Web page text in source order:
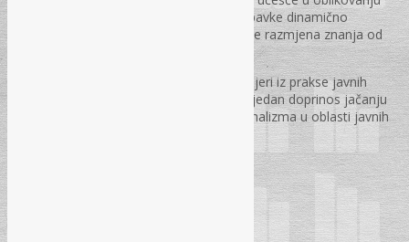
ovog priručnika potvrđuje da su javne nabavke dinamično
područje koje se stalno razvija i u kojem je razmjena znanja od
Nadamo se da će priručnik „Praktični primjeri iz prakse javnih
nabavki u BiH – Pitanja i odgovori!“ biti vrijedan doprinos jačanju
transparentnosti, odgovornosti i profesionalizma u oblasti javnih